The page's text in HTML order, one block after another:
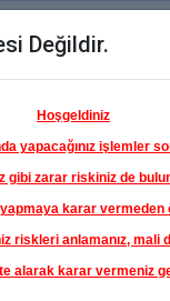
indirin!
Değildir.
Hoşgeldiniz
yapacağınız işlemler
gibi zarar riskiniz de
karar vermeden
riskleri anlamanız, mali
alarak karar vermeniz